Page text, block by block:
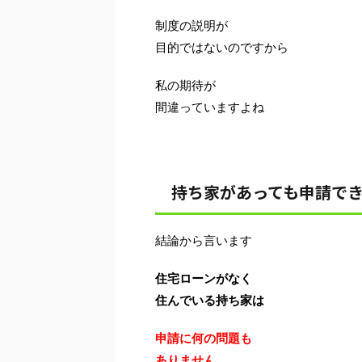
制度の説明が
目的ではないのですから
私の期待が
間違っていますよね
持ち家があっても申請で
結論から言います
住宅ローンがなく
住んでいる持ち家は
申請に何の問題も